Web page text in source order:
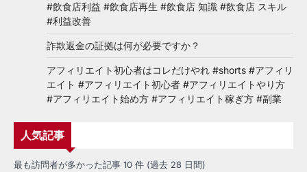
#飲食店利益 #飲食店再生 #飲食店 知識 #飲食店 スキル
#利益改善
詐欺返金の証拠は何が必要ですか？
アフィリエイト初心者はコレだけやれ #shorts #アフィリ
エイト #アフィリエイト初心者 #アフィリエイトやり方
#アフィリエイト始め方 #アフィリエイト稼ぎ方 #副業
人気記事
最も訪問者が多かった記事 10 件 (過去 28 日間)